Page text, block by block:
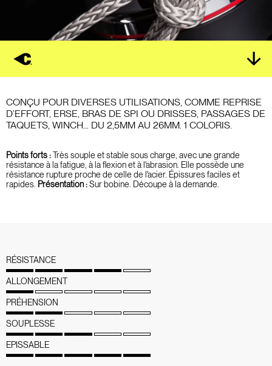
CONÇU POUR DIVERSES UTILISATIONS, COMME REPRISE
D’EFFORT, ERSE, BRAS DE SPI OU DRISSES, PASSAGES DE
TAQUETS, WINCH… DU 2,5MM AU 26MM. 1 COLORIS.
Points forts :Très souple et stable sous charge, avec une grande
résistance à la fatigue, à la flexion et à l'abrasion. Elle possède une
résistance rupture proche de celle de l'acier. Épissures faciles et
rapides. Présentation :Sur bobine. Découpe à la demande.
RÉSISTANCE
ALLONGEMENT
PRÉHENSION
SOUPLESSE
EPISSABLE